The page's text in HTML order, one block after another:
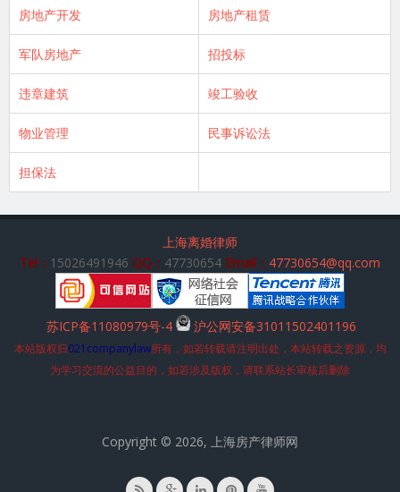
房地产开发 房地产租赁
军队房地产 招投标
违章建筑 竣工验收
物业管理 民事诉讼法
担保法
上海离婚律师
Tel： 15026491946 QQ： 47730654 Email： 47730654@qq.com
苏ICP备11080979号-4 沪公网安备31011502401196
本站版权归021companylaw所有，如若转载请注明出处，本站转载之资源，均
为学习交流的公益目的，如若涉及版权，请联系站长审核后删除
Copyright © 2026, 上海房产律师网